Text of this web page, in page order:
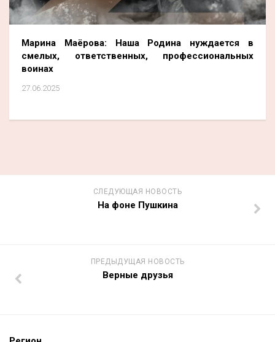
Марина Маёрова: Наша Родина нуждается в
смелых, ответственных, профессиональных
воинах
27.06.2025
СЛЕДУЮЩАЯ НОВОСТЬ
На фоне Пушкина
ПРЕДЫДУЩАЯ НОВОСТЬ
Верные друзья